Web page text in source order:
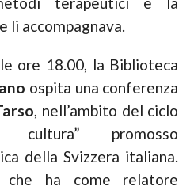
li accompagnava.
ore 18.00, la Biblioteca
ospita una conferenza
, nell’ambito del ciclo
cultura” promosso
della Svizzera italiana.
ha come relatore